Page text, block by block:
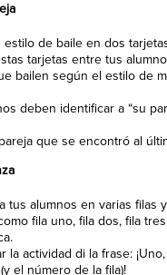
estilo de baile en dos
tarjetas entre tus
bailen según el estilo de
deben identificar a “su
que se encontró al
tus alumnos en varias filas
fila uno, fila dos, fila
la actividad di la frase:
el número de la fila)!